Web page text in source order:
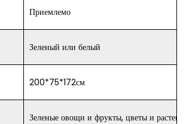
Приемлемо
Зеленый или белый
200*75*172см
Зеленые овощи и фрукты, цветы и